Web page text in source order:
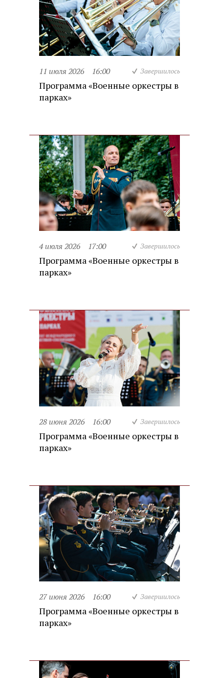
11 июля 2026 16:00 Завершилось
Программа «Военные оркестры в
парках»
4 июля 2026 17:00 Завершилось
Программа «Военные оркестры в
парках»
28 июня 2026 16:00 Завершилось
Программа «Военные оркестры в
парках»
27 июня 2026 16:00 Завершилось
Программа «Военные оркестры в
парках»